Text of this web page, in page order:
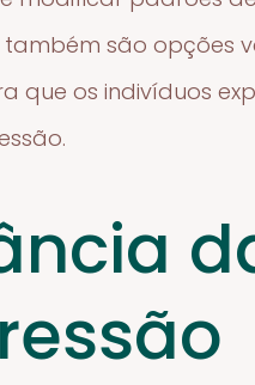
são opções
que os indivíduos